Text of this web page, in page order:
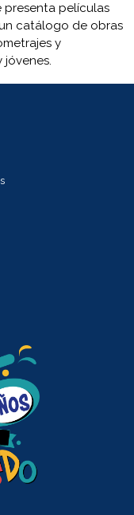
presenta películas
catálogo de obras
y